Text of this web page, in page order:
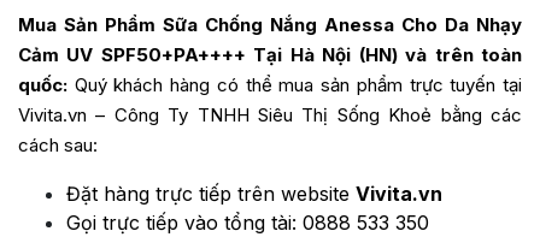
Mua Sản Phẩm Sữa Chống Nắng Anessa Cho Da Nhạy
Cảm UV SPF50+PA++++ Tại Hà Nội (HN) và trên toàn
quốc: Quý khách hàng có thể mua sản phẩm trực tuyến tại
Vivita.vn – Công Ty TNHH Siêu Thị Sống Khoẻ bằng các
cách sau:
Đặt hàng trực tiếp trên website Vivita.vn
Gọi trực tiếp vào tổng tài: 0888 533 350